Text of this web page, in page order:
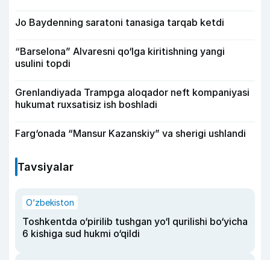
Jo Baydenning saratoni tanasiga tarqab ketdi
“Barselona” Alvaresni qo‘lga kiritishning yangi
usulini topdi
Grenlandiyada Trampga aloqador neft kompaniyasi
hukumat ruxsatisiz ish boshladi
Farg‘onada “Mansur Kazanskiy” va sherigi ushlandi
Tavsiyalar
O‘zbekiston
Toshkentda o‘pirilib tushgan yo‘l qurilishi bo‘yicha
6 kishiga sud hukmi o‘qildi